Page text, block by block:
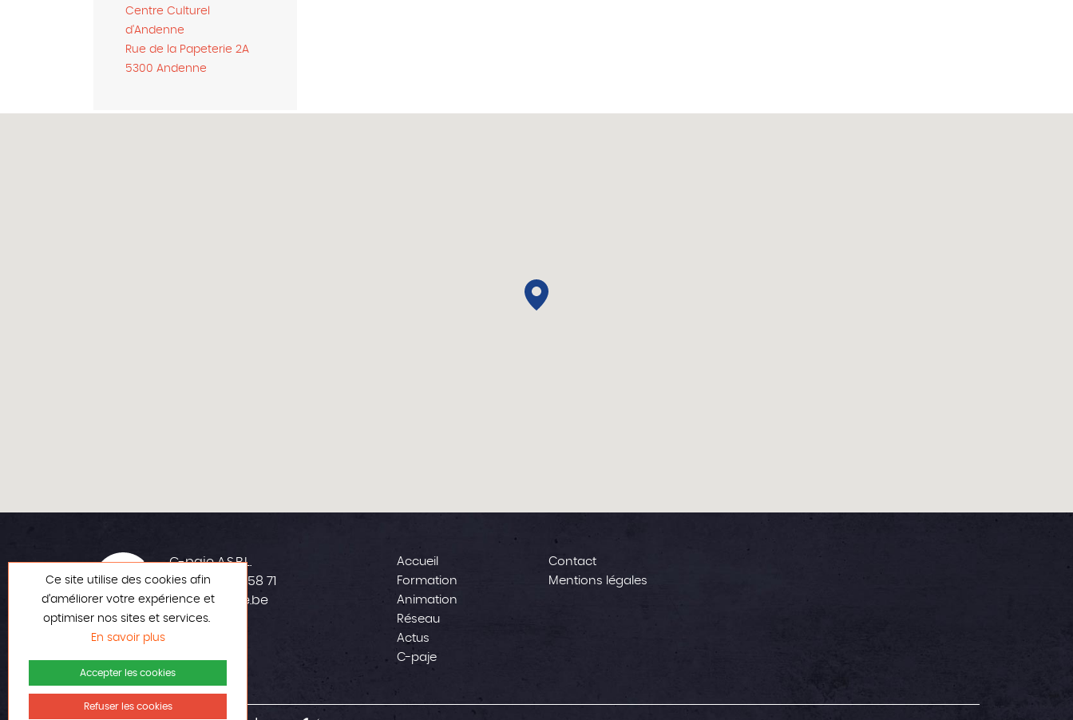
Centre Culturel
d'Andenne
Rue de la Papeterie 2A
5300 Andenne
C-paje A.S.B.L.
+32 (0)42 23 58 71
info@c-paje.be
Accueil
Formation
Animation
Réseau
Actus
C-paje
Contact
Mentions légales
Ce site utilise des cookies afin
d’améliorer votre expérience et
optimiser nos sites et services.
En savoir plus
Accepter les cookies
Refuser les cookies